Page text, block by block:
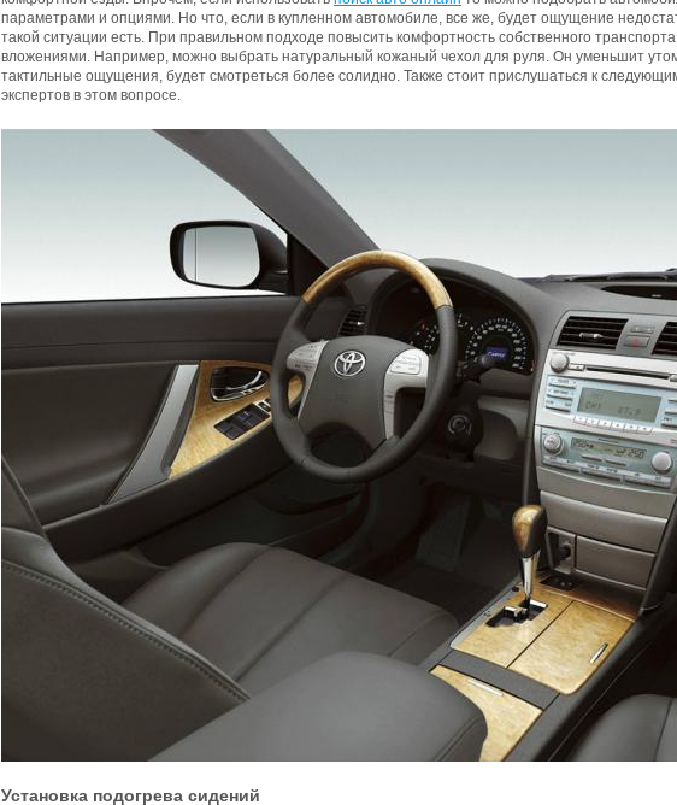
параметрами и опциями. Но что, если в купленном автомобиле, все же, будет ощущение
такой ситуации есть. При правильном подходе повысить комфортность собственного
вложениями. Например, можно выбрать натуральный кожаный чехол для руля. Он уменьшит
тактильные ощущения, будет смотреться более солидно. Также стоит прислушаться к
экспертов в этом вопросе.
Установка подогрева сидений